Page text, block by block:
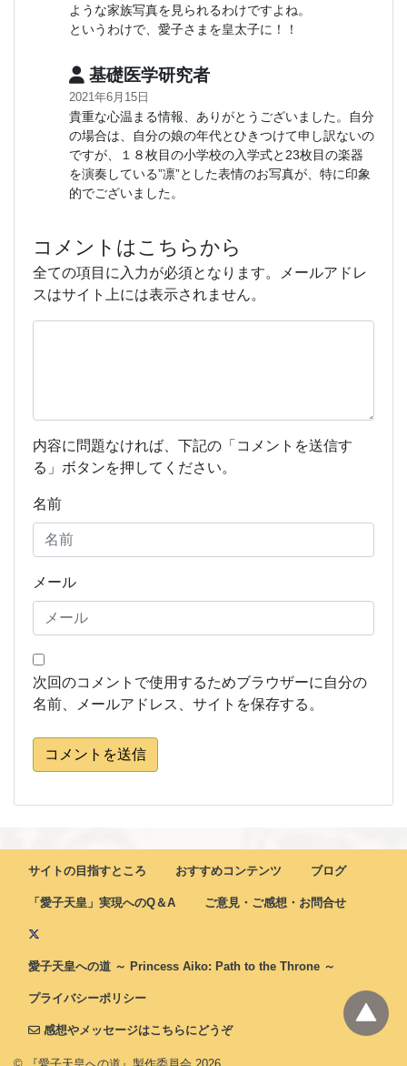
ような家族写真を見られるわけですよね。
というわけで、愛子さまを皇太子に！！
基礎医学研究者
2021年6月15日
貴重な心温まる情報、ありがとうございました。自分
の場合は、自分の娘の年代とひきつけて申し訳ないの
ですが、１８枚目の小学校の入学式と23枚目の楽器
を演奏している”凛”とした表情のお写真が、特に印象
的でございました。
コメントはこちらから
全ての項目に入力が必須となります。メールアドレ
スはサイト上には表示されません。
内容に問題なければ、下記の「コメントを送信す
る」ボタンを押してください。
名前
メール
次回のコメントで使用するためブラウザーに自分の
名前、メールアドレス、サイトを保存する。
コメントを送信
サイトの目指すところ おすすめコンテンツ ブログ
「愛子天皇」実現へのQ＆A ご意見・ご感想・お問合せ
愛子天皇への道 ～ Princess Aiko: Path to the Throne ～
プライバシーポリシー
感想やメッセージはこちらにどうぞ